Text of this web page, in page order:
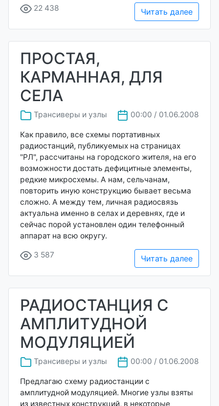
22 438 Читать далее
ПРОСТАЯ,
КАРМАННАЯ, ДЛЯ
СЕЛА
Трансиверы и узлы 00:00 / 01.06.2008
Как правило, все схемы портативных
радиостанций, публикуемых на страницах
"РЛ", рассчитаны на городского жителя, на его
возможности достать дефицитные элементы,
редкие микросхемы. А нам, сельчанам,
повторить иную конструкцию бывает весьма
сложно. А между тем, личная радиосвязь
актуальна именно в селах и деревнях, где и
сейчас порой установлен один телефонный
аппарат на всю округу.
3 587 Читать далее
РАДИОСТАНЦИЯ С
АМПЛИТУДНОЙ
МОДУЛЯЦИЕЙ
Трансиверы и узлы 00:00 / 01.06.2008
Предлагаю схему радиостанции с
амплитудной модуляцией. Многие узлы взяты
из известных конструкций, в некоторые